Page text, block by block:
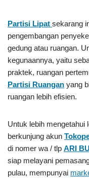
Partisi Lipat sekarang
pengembangan
gedung atau ruangan.
kegunaannya, yaitu
praktek, ruangan
Partisi Ruangan yang
ruangan lebih efisien.
Untuk lebih mengetahui
berkunjung akun
di nomer wa / tlp ARI
siap melayani
pulau, mempunyai